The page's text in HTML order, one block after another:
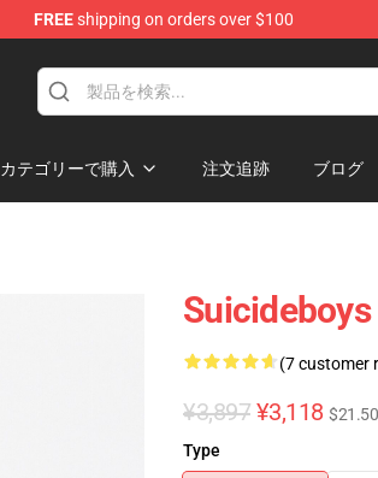
FREEshipping on orders over $100
カテゴリーで購入 注文追跡 ブログ
(7 customer
¥3,897 ¥3,118 $21.50
Type